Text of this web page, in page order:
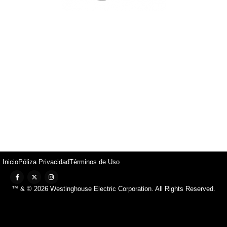
InicioPóliza PrivacidadTérminos de Uso
™ & © 2026 Westinghouse Electric Corporation. All Rights Reserved.